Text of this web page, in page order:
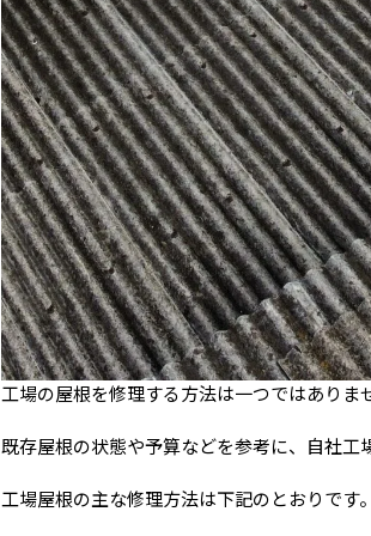
工場の屋根を修理する方法は一つではありま
既存屋根の状態や予算などを参考に、自社
工場屋根の主な修理方法は下記のとおりです。